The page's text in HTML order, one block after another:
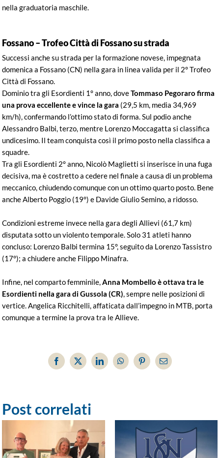
nella graduatoria maschile.
Fossano – Trofeo Città di Fossano su strada
Successi anche su strada per la formazione novese, impegnata
domenica a Fossano (CN) nella gara in linea valida per il 2° Trofeo
Città di Fossano.
Dominio tra gli Esordienti 1° anno, doveTommaso Pegoraro firma
una prova eccellente e vince la gara (29,5 km, media 34,969
km/h), confermando l’ottimo stato di forma. Sul podio anche
Alessandro Balbi, terzo, mentre Lorenzo Moccagatta si classifica
undicesimo. Il team conquista così il primo posto nella classifica a
squadre.
Tra gli Esordienti 2° anno, Nicolò Maglietti si inserisce in una fuga
decisiva, ma è costretto a cedere nel finale a causa di un problema
meccanico, chiudendo comunque con un ottimo quarto posto. Bene
anche Alberto Poggio (19°) e Davide Giulio Semino, a ridosso.
Condizioni estreme invece nella gara degli Allievi (61,7 km)
disputata sotto un violento temporale. Solo 31 atleti hanno
concluso: Lorenzo Balbi termina 15°, seguito da Lorenzo Tassistro
(17°); a chiudere anche Filippo Minafra.
Infine, nel comparto femminile,Anna Mombello è ottava tra le
Esordienti nella gara di Gussola (CR), sempre nelle posizioni di
vertice. Angelica Ricchitelli, affaticata dall’impegno in MTB, porta
comunque a termine la prova tra le Allieve.
Facebook
X LinkedInWhatsAppPinterestEmail
Post correlati